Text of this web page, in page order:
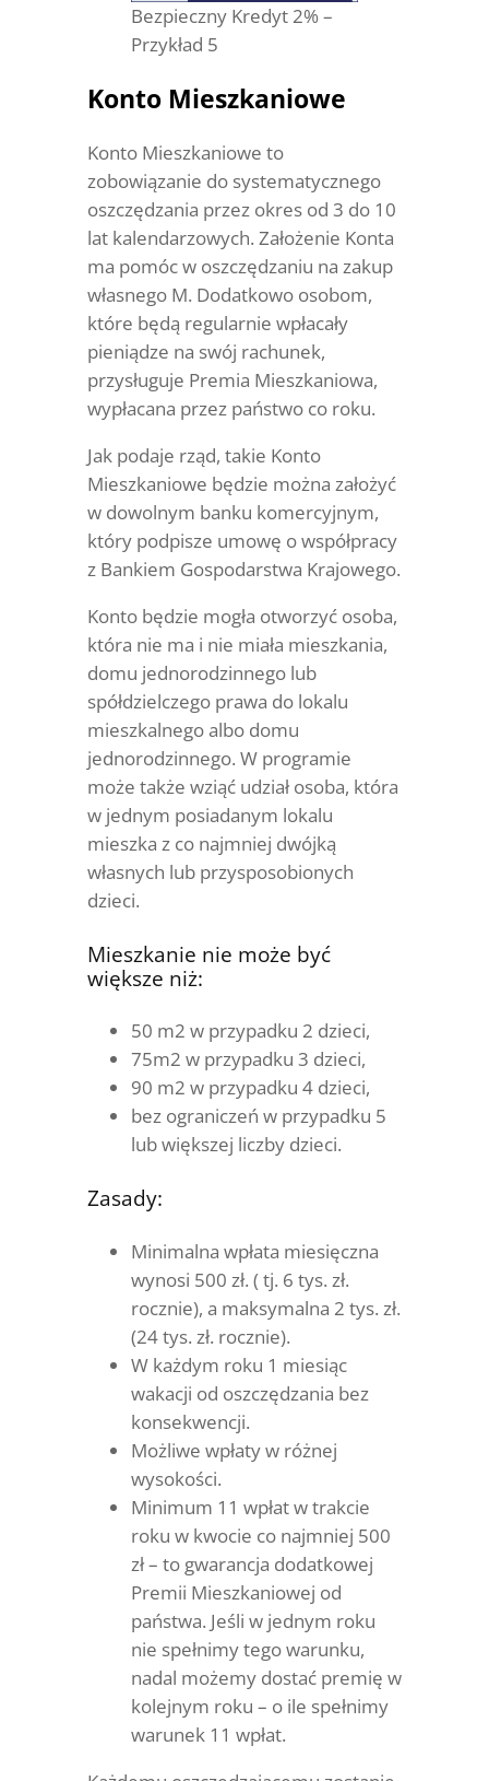
Bezpieczny Kredyt 2% –
Przykład 5
Konto Mieszkaniowe
Konto Mieszkaniowe to
zobowiązanie do systematycznego
oszczędzania przez okres od 3 do 10
lat kalendarzowych. Założenie Konta
ma pomóc w oszczędzaniu na zakup
własnego M. Dodatkowo osobom,
które będą regularnie wpłacały
pieniądze na swój rachunek,
przysługuje Premia Mieszkaniowa,
wypłacana przez państwo co roku.
Jak podaje rząd, takie Konto
Mieszkaniowe będzie można założyć
w dowolnym banku komercyjnym,
który podpisze umowę o współpracy
z Bankiem Gospodarstwa Krajowego.
Konto będzie mogła otworzyć osoba,
która nie ma i nie miała mieszkania,
domu jednorodzinnego lub
spółdzielczego prawa do lokalu
mieszkalnego albo domu
jednorodzinnego. W programie
może także wziąć udział osoba, która
w jednym posiadanym lokalu
mieszka z co najmniej dwójką
własnych lub przysposobionych
dzieci.
Mieszkanie nie może być
większe niż:
50 m2 w przypadku 2 dzieci,
75m2 w przypadku 3 dzieci,
90 m2 w przypadku 4 dzieci,
bez ograniczeń w przypadku 5
lub większej liczby dzieci.
Zasady:
Minimalna wpłata miesięczna
wynosi 500 zł. ( tj. 6 tys. zł.
rocznie), a maksymalna 2 tys. zł.
(24 tys. zł. rocznie).
W każdym roku 1 miesiąc
wakacji od oszczędzania bez
konsekwencji.
Możliwe wpłaty w różnej
wysokości.
Minimum 11 wpłat w trakcie
roku w kwocie co najmniej 500
zł – to gwarancja dodatkowej
Premii Mieszkaniowej od
państwa. Jeśli w jednym roku
nie spełnimy tego warunku,
nadal możemy dostać premię w
kolejnym roku – o ile spełnimy
warunek 11 wpłat.